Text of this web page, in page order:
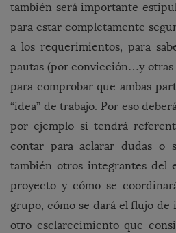
también será importante
para estar completamente
a los requerimientos, para
pautas (por convicción…y otras
para comprobar que ambas
“idea” de trabajo. Por eso
por ejemplo si tendrá
contar para aclarar dudas o
también otros integrantes del
proyecto y cómo se
grupo, cómo se dará el flujo
otro esclarecimiento que